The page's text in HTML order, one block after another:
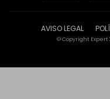
AVISO LEGAL
© Copyright Expert